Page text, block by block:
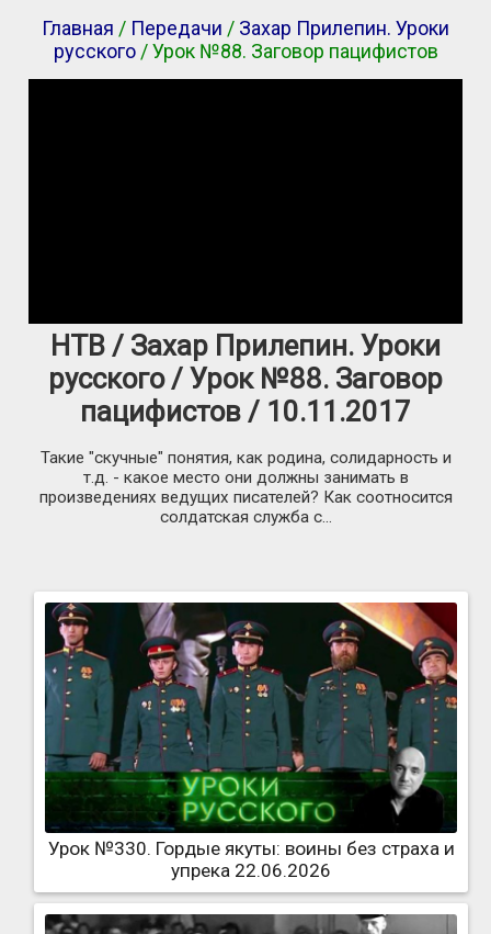
Главная / Передачи / Захар Прилепин. Уроки
русского/ Урок №88. Заговор пацифистов
НТВ / Захар Прилепин. Уроки
русского / Урок №88. Заговор
пацифистов / 10.11.2017
Такие "скучные" понятия, как родина, солидарность и
т.д. - какое место они должны занимать в
произведениях ведущих писателей? Как соотносится
солдатская служба с...
Урок №330. Гордые якуты: воины без страха и
упрека 22.06.2026